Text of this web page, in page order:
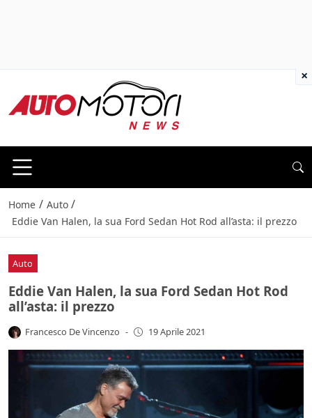
Home / Auto /
Eddie Van Halen, la sua Ford Sedan Hot Rod all’asta: il prezzo
Auto
Eddie Van Halen, la sua Ford Sedan Hot Rod
all’asta: il prezzo
Francesco De Vincenzo - 19 Aprile 2021
×